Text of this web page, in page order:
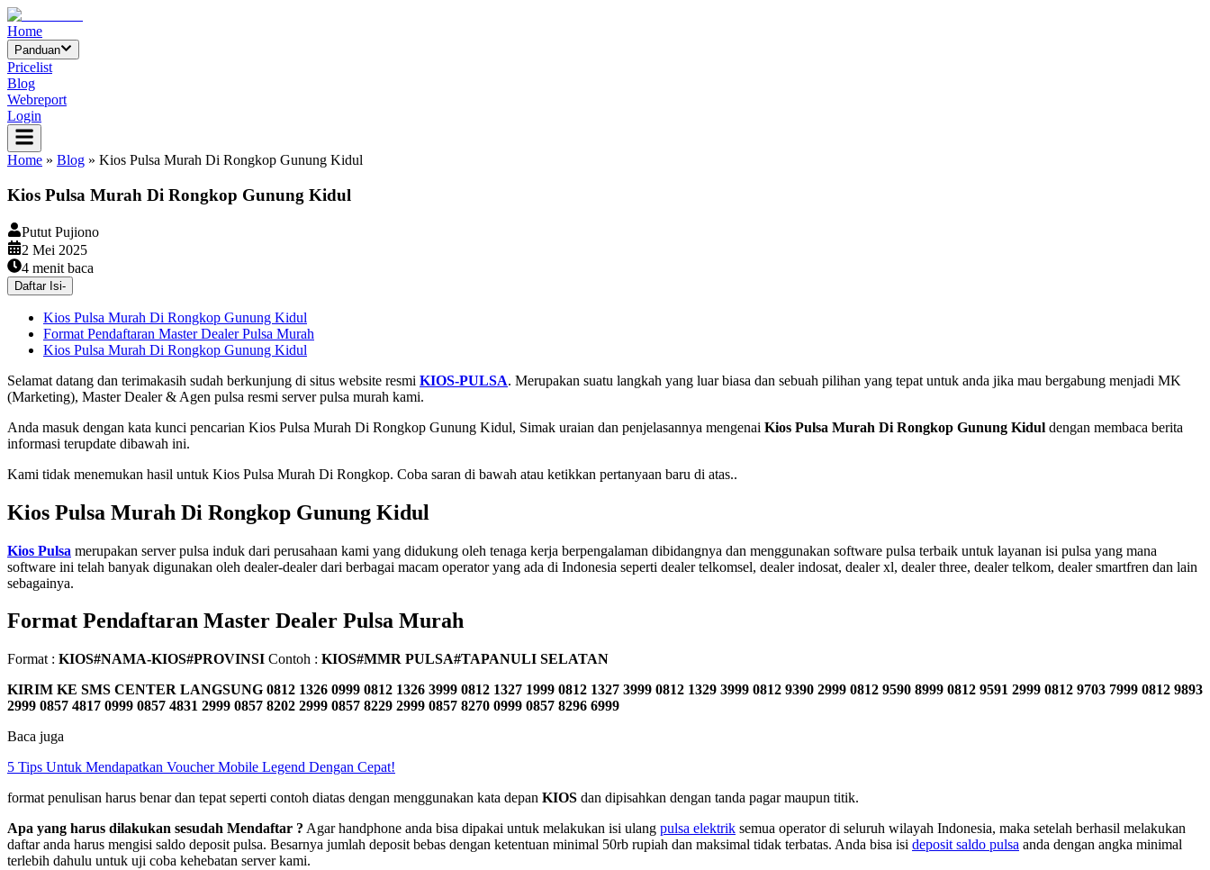
Home
Panduan
Pricelist
Blog
Webreport
Login
Home » Blog » Kios Pulsa Murah Di Rongkop Gunung Kidul
Kios Pulsa Murah Di Rongkop Gunung Kidul
Putut Pujiono
2 Mei 2025
4 menit baca
Daftar Isi-
Kios Pulsa Murah Di Rongkop Gunung Kidul
Format Pendaftaran Master Dealer Pulsa Murah
Kios Pulsa Murah Di Rongkop Gunung Kidul
Selamat datang dan terimakasih sudah berkunjung di situs website resmi KIOS-PULSA. Merupakan suatu langkah yang luar biasa dan sebuah pilihan yang tepat untuk anda jika mau bergabung menjadi MK
(Marketing), Master Dealer & Agen pulsa resmi server pulsa murah kami.
Anda masuk dengan kata kunci pencarian Kios Pulsa Murah Di Rongkop Gunung Kidul, Simak uraian dan penjelasannya mengenai Kios Pulsa Murah Di Rongkop Gunung Kidul dengan membaca berita
informasi terupdate dibawah ini.
Kami tidak menemukan hasil untuk Kios Pulsa Murah Di Rongkop. Coba saran di bawah atau ketikkan pertanyaan baru di atas..
Kios Pulsa Murah Di Rongkop Gunung Kidul
Kios Pulsa merupakan server pulsa induk dari perusahaan kami yang didukung oleh tenaga kerja berpengalaman dibidangnya dan menggunakan software pulsa terbaik untuk layanan isi pulsa yang mana
software ini telah banyak digunakan oleh dealer-dealer dari berbagai macam operator yang ada di Indonesia seperti dealer telkomsel, dealer indosat, dealer xl, dealer three, dealer telkom, dealer smartfren dan lain
sebagainya.
Format Pendaftaran Master Dealer Pulsa Murah
Format : KIOS#NAMA-KIOS#PROVINSI Contoh : KIOS#MMR PULSA#TAPANULI SELATAN
KIRIM KE SMS CENTER LANGSUNG 0812 1326 0999 0812 1326 3999 0812 1327 1999 0812 1327 3999 0812 1329 3999 0812 9390 2999 0812 9590 8999 0812 9591 2999 0812 9703 7999 0812 9893
2999 0857 4817 0999 0857 4831 2999 0857 8202 2999 0857 8229 2999 0857 8270 0999 0857 8296 6999
Baca juga
5 Tips Untuk Mendapatkan Voucher Mobile Legend Dengan Cepat!
format penulisan harus benar dan tepat seperti contoh diatas dengan menggunakan kata depan KIOS dan dipisahkan dengan tanda pagar maupun titik.
Apa yang harus dilakukan sesudah Mendaftar ? Agar handphone anda bisa dipakai untuk melakukan isi ulang pulsa elektrik semua operator di seluruh wilayah Indonesia, maka setelah berhasil melakukan
daftar anda harus mengisi saldo deposit pulsa. Besarnya jumlah deposit bebas dengan ketentuan minimal 50rb rupiah dan maksimal tidak terbatas. Anda bisa isi deposit saldo pulsa anda dengan angka minimal
terlebih dahulu untuk uji coba kehebatan server kami.